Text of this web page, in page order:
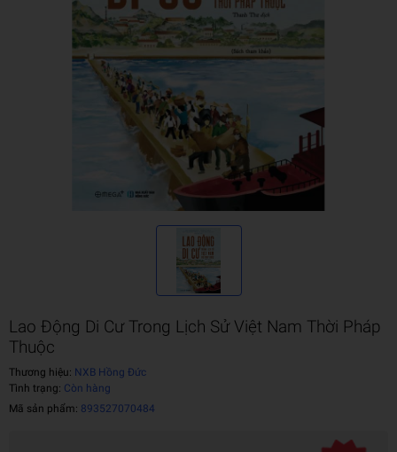
Lao Động Di Cư Trong Lịch Sử Việt Nam Thời Pháp
Thuộc
Thương hiệu: NXB Hồng Đức
Tình trạng: Còn hàng
Mã sản phẩm: 893527070484